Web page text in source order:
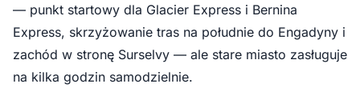
— punkt startowy dla Glacier Express i Bernina
Express, skrzyżowanie tras na południe do Engadyny i
zachód w stronę Surselvy — ale stare miasto zasługuje
na kilka godzin samodzielnie.